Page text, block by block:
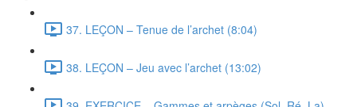
37. LEÇON – Tenue de l’archet (8:04)
38. LEÇON – Jeu avec l’archet (13:02)